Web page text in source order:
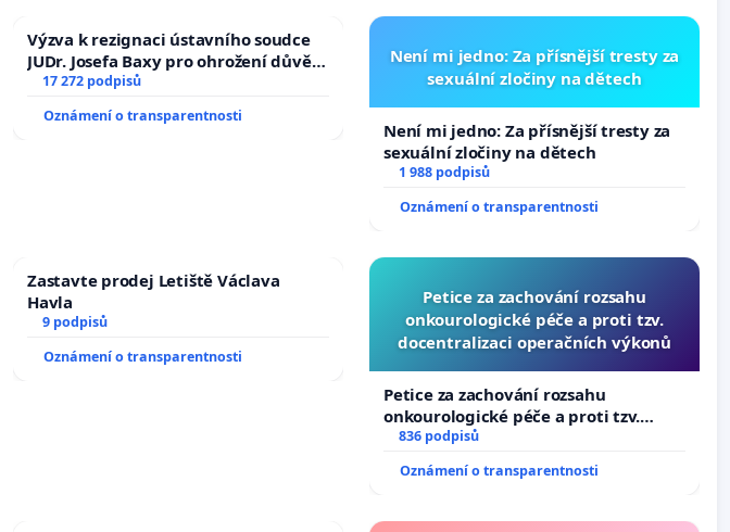
Výzva k rezignaci ústavního soudce
JUDr. Josefa Baxy pro ohrožení důvěry
ve spravedlivý proces
17 272 podpisů
Oznámení o transparentnosti
Není mi jedno: Za přísnější tresty za
sexuální zločiny na dětech
Není mi jedno: Za přísnější tresty za
sexuální zločiny na dětech
1 988 podpisů
Oznámení o transparentnosti
Zastavte prodej Letiště Václava
Havla
9 podpisů
Oznámení o transparentnosti
Petice za zachování rozsahu
onkourologické péče a proti tzv.
docentralizaci operačních výkonů
Petice za zachování rozsahu
onkourologické péče a proti tzv.
docentralizaci operačních výkonů
836 podpisů
Oznámení o transparentnosti